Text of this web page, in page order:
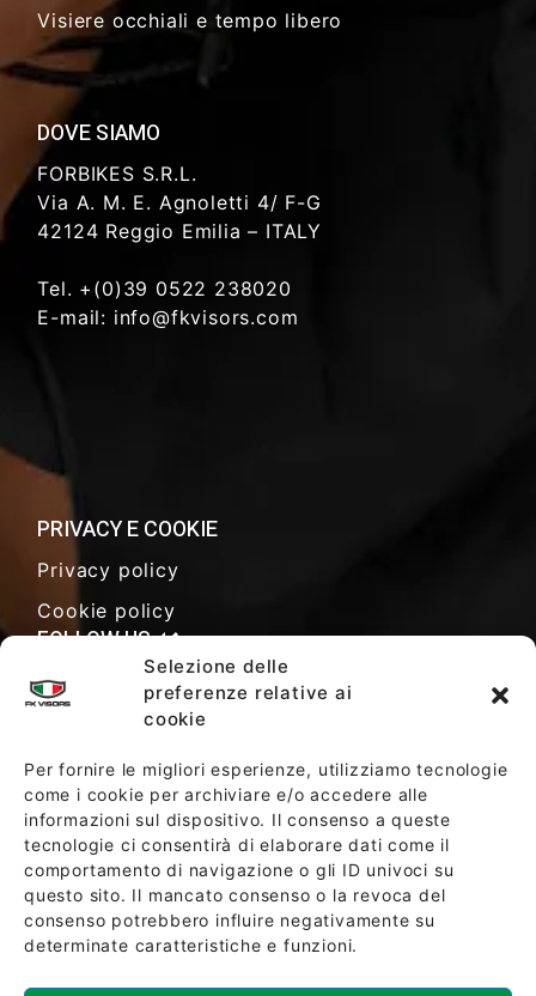
Selezione delle
preferenze relative ai
cookie
Per fornire le migliori esperienze, utilizziamo tecnologie
come i cookie per archiviare e/o accedere alle
informazioni sul dispositivo. Il consenso a queste
tecnologie ci consentirà di elaborare dati come il
comportamento di navigazione o gli ID univoci su
questo sito. Il mancato consenso o la revoca del
consenso potrebbero influire negativamente su
determinate caratteristiche e funzioni.
Visiere occhiali e tempo libero
DOVE SIAMO
FORBIKES S.R.L.
Via A. M. E. Agnoletti 4/ F-G
42124 Reggio Emilia – ITALY
Tel. +(0)39 0522 238020
E-mail: info@fkvisors.com
PRIVACY E COOKIE
Privacy policy
Cookie policy
FOLLOW US
TERMINI E CONDIZIONI DI VENDITA
POLITICA AZIENDALE